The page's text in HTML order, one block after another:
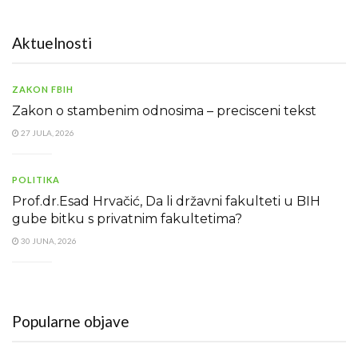
Aktuelnosti
ZAKON FBIH
Zakon o stambenim odnosima – precisceni tekst
27 JULA, 2026
POLITIKA
Prof.dr.Esad Hrvačić, Da li državni fakulteti u BIH
gube bitku s privatnim fakultetima?
30 JUNA, 2026
Popularne objave